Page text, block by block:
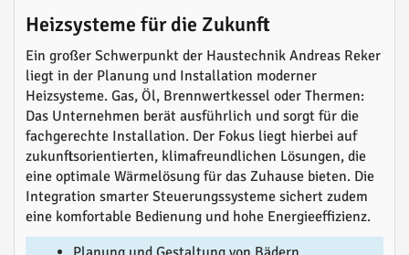
Heizsysteme für die Zukunft
Ein großer Schwerpunkt der Haustechnik Andreas Reker
liegt in der Planung und Installation moderner
Heizsysteme. Gas, Öl, Brennwertkessel oder Thermen:
Das Unternehmen berät ausführlich und sorgt für die
fachgerechte Installation. Der Fokus liegt hierbei auf
zukunftsorientierten, klimafreundlichen Lösungen, die
eine optimale Wärmelösung für das Zuhause bieten. Die
Integration smarter Steuerungssysteme sichert zudem
eine komfortable Bedienung und hohe Energieeffizienz.